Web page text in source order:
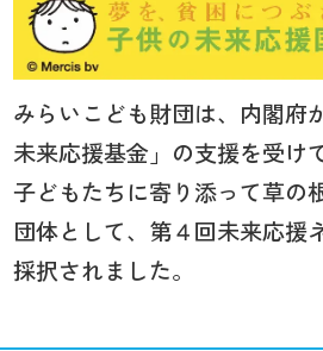
みらいこども財団は、内閣府
未来応援基金」の支援を受け
子どもたちに寄り添って草の
団体として、第４回未来応援
採択されました。